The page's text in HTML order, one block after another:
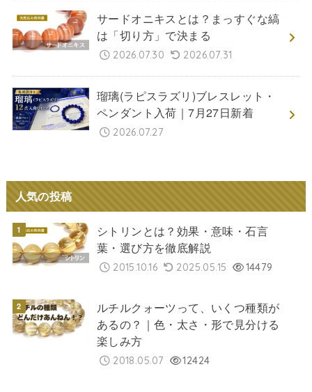
サードオニキスとは？まっすぐな縞
は「切り方」で決まる
2026.07.30 2026.07.31
瑠璃(ラピスラズリ)ブレスレット・
ペンダント入荷｜7月27日新着
2026.07.27
人気の投稿
シトリンとは？効果・意味・石言
葉・選び方を徹底解説
2015.10.16 2025.05.15 14479
ルチルクォーツって、いくつ種類が
あるの？｜色・太さ・形で見分ける
楽しみ方
2018.05.07 12424